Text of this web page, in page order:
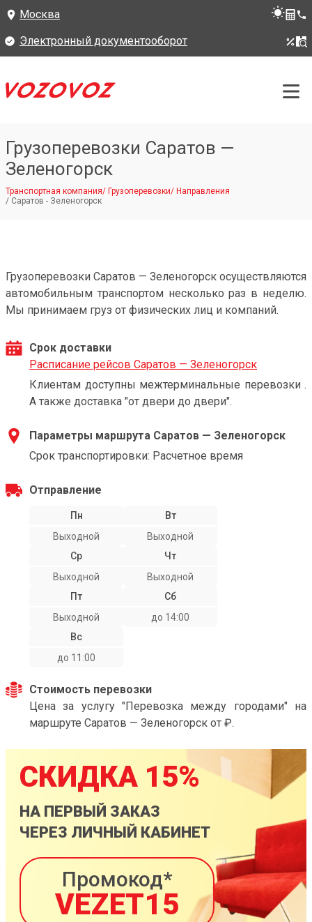
Москва
Электронный документооборот
Грузоперевозки Саратов —
Зеленогорск
Транспортная компания/ Грузоперевозки/ Направления
/ Саратов - Зеленогорск
Грузоперевозки Саратов — Зеленогорск осуществляются
автомобильным транспортом несколько раз в неделю.
Мы принимаем груз от физических лиц и компаний.
Срок доставки
Расписание рейсов Саратов — Зеленогорск
Клиентам доступны межтерминальные перевозки .
А также доставка "от двери до двери".
Параметры маршрута Саратов — Зеленогорск
Срок транспортировки: Расчетное время
Отправление
Пн
Выходной
Вт
Выходной
Ср
Выходной
Чт
Выходной
Пт
Выходной
Сб
до 14:00
Вс
до 11:00
Стоимость перевозки
Цена за услугу "Перевозка между городами" на
маршруте Саратов — Зеленогорск от ₽.
СКИДКА 15%
НА ПЕРВЫЙ ЗАКАЗ
ЧЕРЕЗ ЛИЧНЫЙ КАБИНЕТ
Промокод*
VEZET15